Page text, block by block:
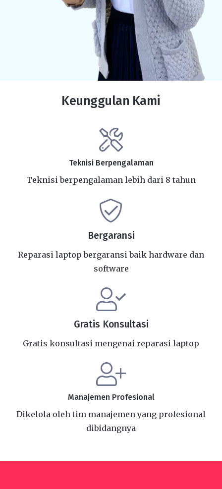
Keunggulan Kami
Teknisi Berpengalaman
Teknisi berpengalaman lebih dari 8 tahun
Bergaransi
Reparasi laptop bergaransi baik hardware dan
software
Gratis Konsultasi
Gratis konsultasi mengenai reparasi laptop
Manajemen Profesional
Dikelola oleh tim manajemen yang profesional
dibidangnya